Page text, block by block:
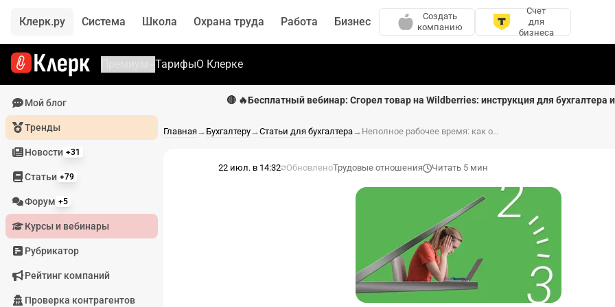
Клерк.ру Система Школа Охрана труда Работа Бизнес
Создать
компанию
Счет
для
бизнеса
ТарифыО Клерке
Мой блог
Тренды
Новости +31
Статьи +79
Форум +5
Курсы и вебинары
Рубрикатор
Рейтинг компаний
Проверка контрагентов
🔴 🔥Бесплатный вебинар: Сгорел товар на Wildberries: инструкция для бухгалтера
Главная→ Бухгалтеру→ Статьи для бухгалтера→ Неполное рабочее время: как оформлять и оплачивать
22 июл. в 14:32 ОбновленоТрудовые отношения Читать 5 мин